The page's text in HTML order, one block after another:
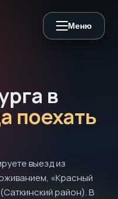
Меню
в
поехать
выезд из
«Красный
район). В